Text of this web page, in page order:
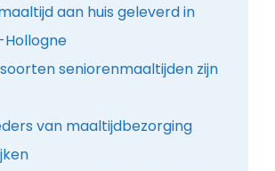
aan huis geleverd in
seniorenmaaltijden zijn
van maaltijdbezorging